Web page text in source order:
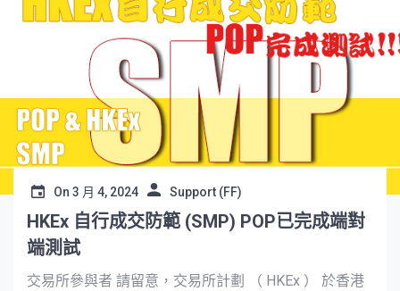
On 3 月 4, 2024 Support (FF)
HKEx 自行成交防範 (SMP) POP已完成端對
端測試
交易所參與者 請留意，交易所計劃 （ HKEx ） 於香港